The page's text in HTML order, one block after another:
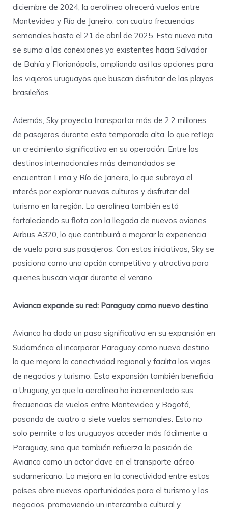
diciembre de 2024, la aerolínea ofrecerá vuelos entre
Montevideo y Río de Janeiro, con cuatro frecuencias
semanales hasta el 21 de abril de 2025. Esta nueva ruta
se suma a las conexiones ya existentes hacia Salvador
de Bahía y Florianópolis, ampliando así las opciones para
los viajeros uruguayos que buscan disfrutar de las playas
brasileñas.
Además, Sky proyecta transportar más de 2.2 millones
de pasajeros durante esta temporada alta, lo que refleja
un crecimiento significativo en su operación. Entre los
destinos internacionales más demandados se
encuentran Lima y Río de Janeiro, lo que subraya el
interés por explorar nuevas culturas y disfrutar del
turismo en la región. La aerolínea también está
fortaleciendo su flota con la llegada de nuevos aviones
Airbus A320, lo que contribuirá a mejorar la experiencia
de vuelo para sus pasajeros. Con estas iniciativas, Sky se
posiciona como una opción competitiva y atractiva para
quienes buscan viajar durante el verano.
Avianca expande su red: Paraguay como nuevo destino
Avianca ha dado un paso significativo en su expansión en
Sudamérica al incorporar Paraguay como nuevo destino,
lo que mejora la conectividad regional y facilita los viajes
de negocios y turismo. Esta expansión también beneficia
a Uruguay, ya que la aerolínea ha incrementado sus
frecuencias de vuelos entre Montevideo y Bogotá,
pasando de cuatro a siete vuelos semanales. Esto no
solo permite a los uruguayos acceder más fácilmente a
Paraguay, sino que también refuerza la posición de
Avianca como un actor clave en el transporte aéreo
sudamericano. La mejora en la conectividad entre estos
países abre nuevas oportunidades para el turismo y los
negocios, promoviendo un intercambio cultural y